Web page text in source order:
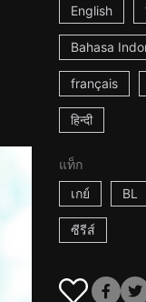
English
Bahasa
français
हिन्दी
แท็ก
เกย์
BL
ซีรีส์